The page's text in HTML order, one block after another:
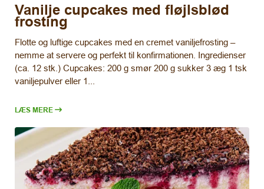
Vanilje cupcakes med fløjlsblød
frosting
Flotte og luftige cupcakes med en cremet vaniljefrosting –
nemme at servere og perfekt til konfirmationen. Ingredienser
(ca. 12 stk.) Cupcakes: 200 g smør 200 g sukker 3 æg 1 tsk
vaniljepulver eller 1...
LÆS MERE